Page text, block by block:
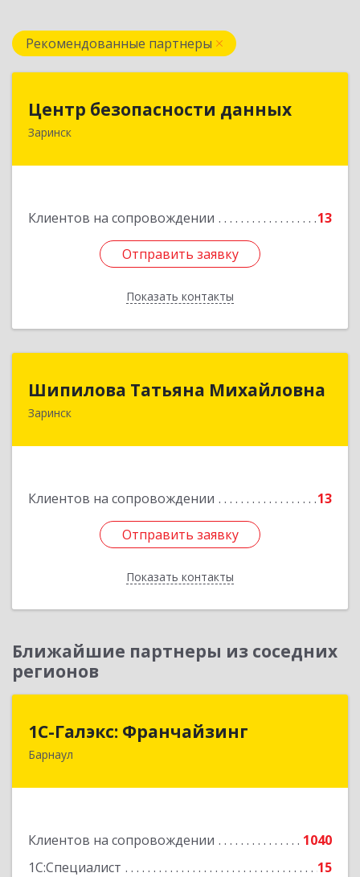
Рекомендованные партнеры
Центр безопасности данных
Заринск
Клиентов на сопровождении 13
Отправить заявку
Показать контакты
Центр безопасности данных
659100, Алтайский край, Заринск г, Таратынова
Отправить заявку
Назад
Шипилова Татьяна Михайловна
Заринск
Клиентов на сопровождении 13
Отправить заявку
Показать контакты
Шипилова Татьяна Михайловна
Отправить заявку
Назад
Ближайшие партнеры из соседних
регионов
1С-Галэкс: Франчайзинг
Барнаул
Клиентов на сопровождении
1040
1С:Специалист
15
1С-Галэкс: Франчайзинг
656015, Алтайский край, Барнаул г, Деповская